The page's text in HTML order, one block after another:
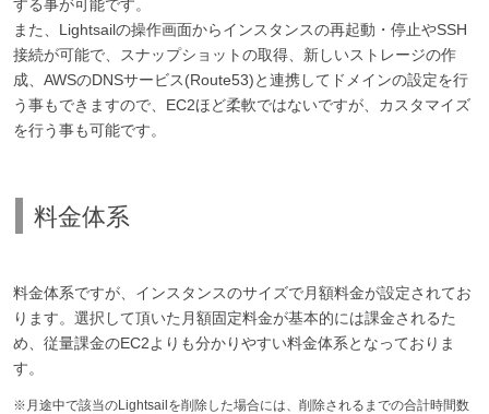
する事が可能です。
また、Lightsailの操作画面からインスタンスの再起動・停止やSSH
接続が可能で、スナップショットの取得、新しいストレージの作
成、AWSのDNSサービス(Route53)と連携してドメインの設定を行
う事もできますので、EC2ほど柔軟ではないですが、カスタマイズ
を行う事も可能です。
料金体系
料金体系ですが、インスタンスのサイズで月額料金が設定されてお
ります。選択して頂いた月額固定料金が基本的には課金されるた
め、従量課金のEC2よりも分かりやすい料金体系となっておりま
す。
※月途中で該当のLightsailを削除した場合には、削除されるまでの合計時間数